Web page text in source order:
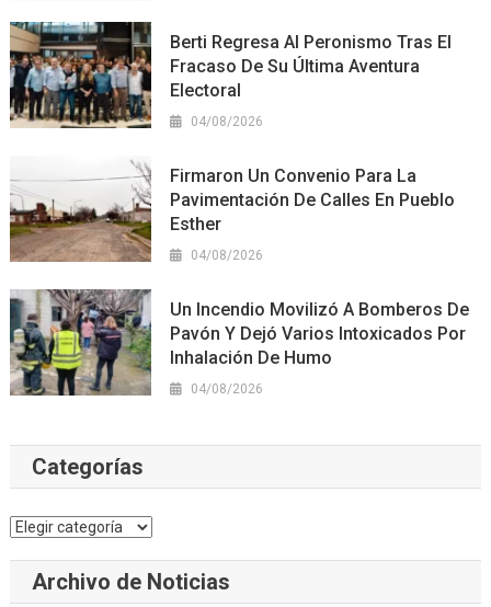
Berti Regresa Al Peronismo Tras El
Fracaso De Su Última Aventura
Electoral
04/08/2026
Firmaron Un Convenio Para La
Pavimentación De Calles En Pueblo
Esther
04/08/2026
Un Incendio Movilizó A Bomberos De
Pavón Y Dejó Varios Intoxicados Por
Inhalación De Humo
04/08/2026
Categorías
Categorías
Archivo de Noticias